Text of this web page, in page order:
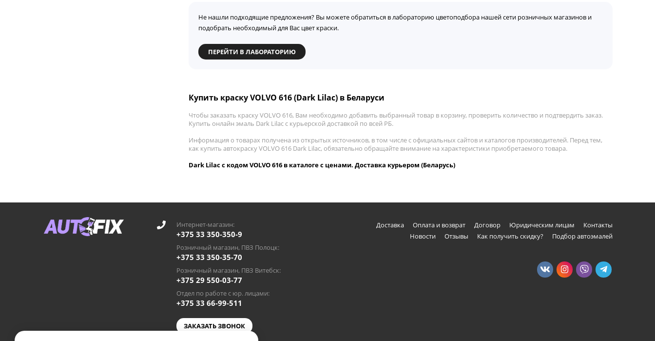
Не нашли подходящие предложения? Вы можете обратиться в лабораторию цветоподбора нашей сети розничных магазинов и
подобрать необходимый для Вас цвет краски.
ПЕРЕЙТИ В ЛАБОРАТОРИЮ
Купить краску VOLVO 616 (Dark Lilac) в Беларуси
Чтобы заказать краску VOLVO 616, Вам необходимо добавить выбранный товар в корзину, проверить количество и подтвердить заказ.
Купить онлайн эмаль Dark Lilac с курьерской доставкой по всей РБ.
Информация о товарах получена из открытых источников, в том числе с официальных сайтов и каталогов производителей. Перед тем,
как купить автокраску VOLVO 616 Dark Lilac, обязательно обращайте внимание на характеристики приобретаемого товара.
Dark Lilac с кодом VOLVO 616 в каталоге с ценами. Доставка курьером (Беларусь)
Интернет-магазин:
+375 33 350-350-9
Розничный магазин, ПВЗ Полоцк:
+375 33 350-35-70
Розничный магазин, ПВЗ Витебск:
+375 29 550-03-77
Отдел по работе с юр. лицами:
+375 33 66-99-511
ЗАКАЗАТЬ ЗВОНОК
Доставка Оплата и возврат Договор Юридическим лицам
Контакты
Новости
Отзывы Как получить скидку? Подбор автоэмалей